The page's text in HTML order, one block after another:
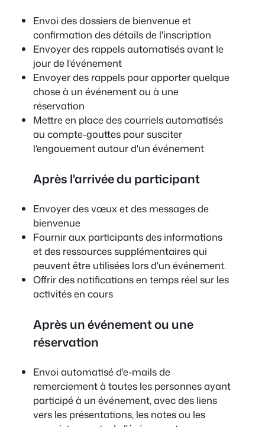
Envoi des dossiers de bienvenue et
confirmation des détails de l'inscription
Envoyer des rappels automatisés avant le
jour de l'événement
Envoyer des rappels pour apporter quelque
chose à un événement ou à une
réservation
Mettre en place des courriels automatisés
au compte-gouttes pour susciter
l'engouement autour d'un événement
Après l'arrivée du participant
Envoyer des vœux et des messages de
bienvenue
Fournir aux participants des informations
et des ressources supplémentaires qui
peuvent être utilisées lors d'un événement.
Offrir des notifications en temps réel sur les
activités en cours
Après un événement ou une
réservation
Envoi automatisé d'e-mails de
remerciement à toutes les personnes ayant
participé à un événement, avec des liens
vers les présentations, les notes ou les